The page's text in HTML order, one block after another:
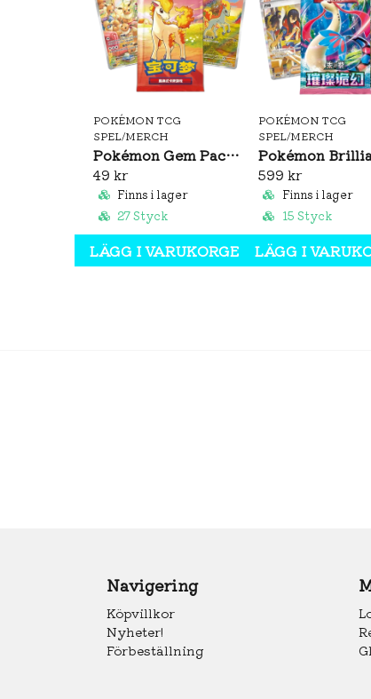
POKÉMON TCG
SPEL/MERCH
Pokémon Gem Pack Vol. 4 Booster Pack (S-CH)
49 kr
Finns i lager
27 Styck
LÄGG I VARUKORGEN
POKÉMON TCG
SPEL/MERCH
599 kr
Finns i lager
15 Styck
LÄGG I
Navigering
Köpvillkor
Nyheter!
Förbeställning